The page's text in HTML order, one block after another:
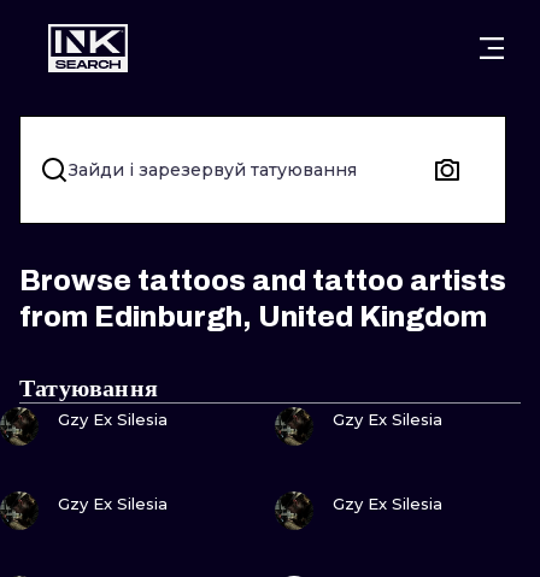
МІСТ ВАРШАВА
КРАКІВ ВРОЦЛАВ
БЕРЛІН ЛОНДОН
МІЛАН ЕДІНБУРГ
МАНЧЕСТЕР АМСТЕРДАМ
АФІНИ БУДАПЕШТ
НАПИС
ХЭНДПОУК
БЛЭКВОРК
ЛІНІЙНИЙ
Зайди і зарезервуй татуювання
Browse tattoos and tattoo artists
from Edinburgh, United Kingdom
Татуювання
ПОДИВИСЬ
Gzy Ex Silesia
ПОДИВИСЬ
Gzy Ex Silesia
Gzy Ex Silesia Gzy Ex Silesia